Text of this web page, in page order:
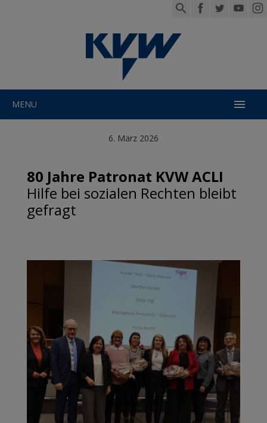

MENU
6. März 2026
80 Jahre Patronat KVW ACLI
Hilfe bei sozialen Rechten bleibt
gefragt